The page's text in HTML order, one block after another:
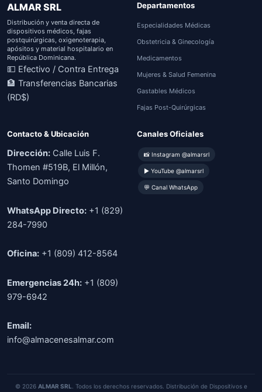
ALMAR SRL
Distribución y venta directa de
dispositivos médicos, fajas
postquirúrgicas, oxigenoterapia,
apósitos y material hospitalario en
República Dominicana.
💵 Efectivo / Contra Entrega
🏦 Transferencias Bancarias
(RD$)
Departamentos
Especialidades Médicas
Obstetricia & Ginecología
Medicamentos
Mujeres & Salud Femenina
Gastables Médicos
Fajas Post-Quirúrgicas
Contacto & Ubicación
Dirección: Calle Luis F.
Thomen #519B, El Millón,
Santo Domingo
WhatsApp Directo: +1 (829)
284-7990
Oficina: +1 (809) 412-8564
Emergencias 24h: +1 (809)
979-6942
Email:
info@almacenesalmar.com
Canales Oficiales
📸 Instagram @almarsrl
▶ YouTube @almarsrl
💬 Canal WhatsApp
© 2026 ALMAR SRL . Todos los derechos reservados. Distribución de Dispositivos e